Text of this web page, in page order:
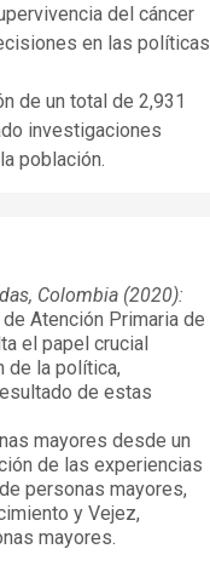
del cáncer
en las políticas
de un total de 2,931
investigaciones
población.
Colombia (2020):
Atención Primaria de
el papel crucial
de la política,
de estas
mayores desde un
de las experiencias
personas mayores,
y Vejez,
mayores.